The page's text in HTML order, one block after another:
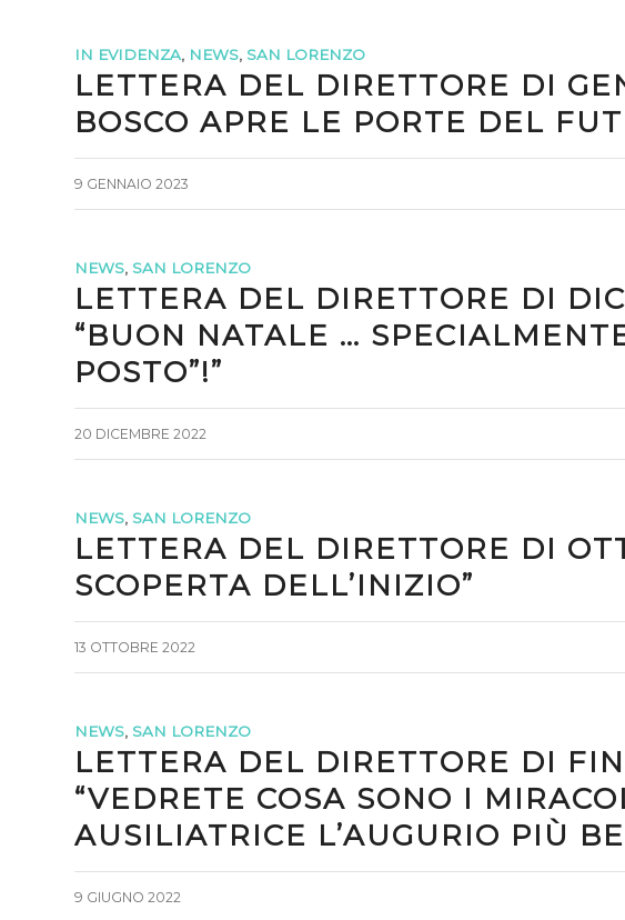
IN EVIDENZA, NEWS, SAN LORENZO
LETTERA DEL DIRETTORE DI
BOSCO APRE LE PORTE DEL
9 GENNAIO 2023
NEWS, SAN LORENZO
LETTERA DEL DIRETTORE DI
“BUON NATALE …
POSTO”!”
20 DICEMBRE 2022
NEWS, SAN LORENZO
LETTERA DEL DIRETTORE DI
SCOPERTA DELL’INIZIO”
13 OTTOBRE 2022
NEWS, SAN LORENZO
LETTERA DEL DIRETTORE DI
“VEDRETE COSA SONO I
AUSILIATRICE L’AUGURIO PIÙ
9 GIUGNO 2022